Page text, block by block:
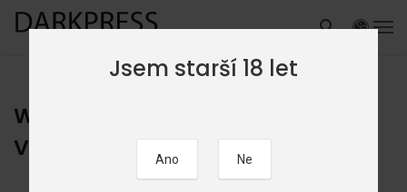
WS s Dianou Verou v Brně:
Vázání bez závěsného bodu
Jsem starší 18 let